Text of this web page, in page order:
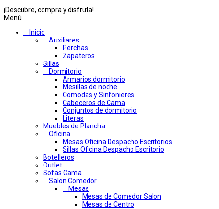
¡Descubre, compra y disfruta!
Menú
Inicio
Auxiliares
Perchas
Zapateros
Sillas
Dormitorio
Armarios dormitorio
Mesillas de noche
Comodas y Sinfonieres
Cabeceros de Cama
Conjuntos de dormitorio
Literas
Muebles de Plancha
Oficina
Mesas Oficina Despacho Escritorios
Sillas Oficina Despacho Escritorio
Botelleros
Outlet
Sofas Cama
Salon Comedor
Mesas
Mesas de Comedor Salon
Mesas de Centro